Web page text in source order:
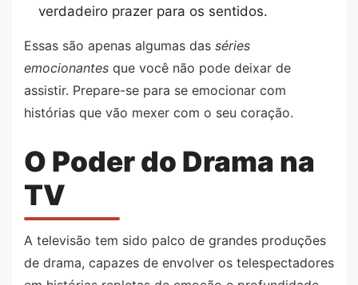
verdadeiro prazer para os sentidos.
Essas são apenas algumas das séries
emocionantes que você não pode deixar de
assistir. Prepare-se para se emocionar com
histórias que vão mexer com o seu coração.
O Poder do Drama na
TV
A televisão tem sido palco de grandes produções
de drama, capazes de envolver os telespectadores